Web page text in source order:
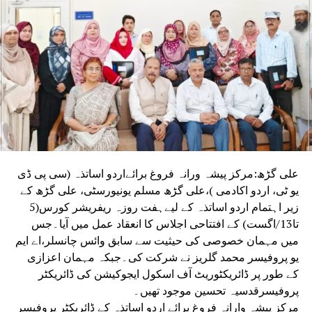
سینکڑوں افراد بے روزگار ہو جائیں گے۔ انہوں نے
خبردار کیا کہ مطالبات تسلیم نہ کیے گئے تو
احتجاج مزید شدت اختیار کر سکتا ہے۔ضلع
کوآرڈینیٹر راکیش کمار سینی نے کہا کہ رجسٹری
کے کام بند ہونے سے گزشتہ تین روز کے دوران
کروڑوں روپے کے کاروباری لین دین متاثر ہوئے
ہیں۔
اگر دفاتر کی منتقلی اور موجودہ پالیسی پر نظر ثانی نہ کی
گئی تو آنے والے دنوں میں نقصان مزید بڑھ سکتا ہے، جس کا اثر
عوام اور سرکاری محصولات دونوں پر پڑے گا۔ دھرنے میں
جنرل سکریٹری نواب سنگھ چوہان، نائب صدر چودھری اْوپیندر
سنگھ، خزانچی اشوک، ضلع کوآرڈینیٹر راکیش کمار سینی، ضلع
صدر پرمود کمار سین سمیت بڑی تعداد میں دستاویز نویس
موجود رہے۔ ایسوسی ایشن نے واضح کیا ہے کہ جب تک ان کے
مطالبات پورے نہیں کیے جاتے، احتجاج اور تالہ بندی کا سلسلہ
جاری رہے گا۔
علی گڑھ:مرکز پیشہ ورانہ فروغ برائےاردو اساتذہ (سی پی ڈی
یو ٹی، اردو اکادمی )،علی گڑھ مسلم یونیورسٹی، علی گڑھ کے
زیر اہتمام اردو اساتذہ کے لیےہفت روزہ ریفریشر کورس(5
تا13/اگست) کے افتتاحی اجلاس کا انعقاد عمل میں آیا۔جس
میں مہمان خصوصی کی حیثیت سے سابق وائس چانسلر،اے ایم
یو پروفیسر محمد گلریز نے شرکت کی۔جبکہ مہمان اعزازی
کے طور پر ڈائریکٹوریٹ آف اسکول ایجوکیشن کی ڈائریکٹر
پروفیسرقدسیہ تحسین موجود تھیں۔
مرکز پیشہ وارانہ فروغ برائے اردو اساتذہ کے ڈائریکٹر پروفیسر